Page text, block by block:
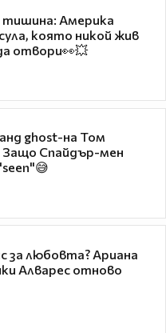
тишина: Америка
която никой жив
отвори👀💥
ghost-на Том
Защо Спайдър-мен
за любовта? Ариана
Алварес отново